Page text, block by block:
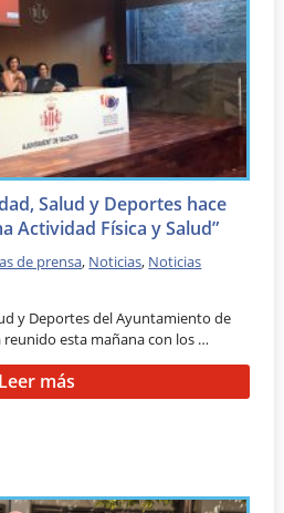
Salud y Deportes hace
Actividad Física y Salud”
de prensa, Noticias, Noticias
y Deportes del Ayuntamiento de
reunido esta mañana con los …
Leer más